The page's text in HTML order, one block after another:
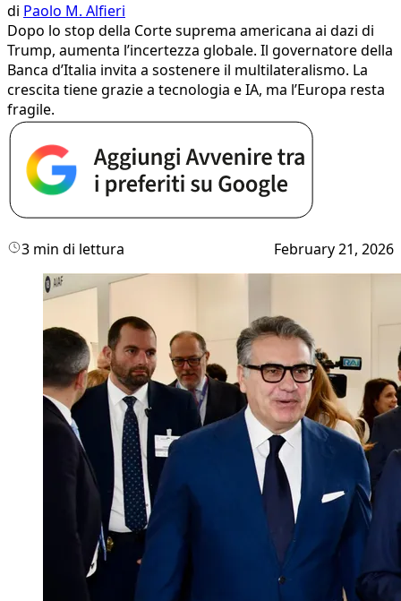
di Paolo M. Alfieri
Dopo lo stop della Corte suprema americana ai dazi di
Trump, aumenta l’incertezza globale. Il governatore della
Banca d’Italia invita a sostenere il multilateralismo. La
crescita tiene grazie a tecnologia e IA, ma l’Europa resta
fragile.
3 min di lettura February 21, 2026